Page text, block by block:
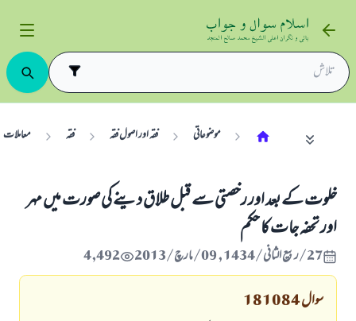
موضوعاتی فقہ اور اصول فقہ فقہ معاملات
خلوت كے بعد اور رخصتى سے قبل طلاق دينے كى صورت ميں مہر
اور تحفہ جات كا حكم
27/ربيع الثاني/1434 , 09/مارچ/2013 4,492
سوال181084